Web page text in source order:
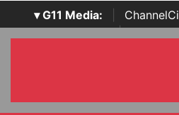
▾ G11 Media:
SecurityOpenLab | Italian